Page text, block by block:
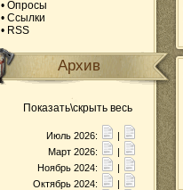
• Опросы
• Ссылки
• RSS
Архив
Показать\скрыть весь
Июль 2026:
|
Март 2026:
|
Ноябрь 2024:
|
Октябрь 2024:
|